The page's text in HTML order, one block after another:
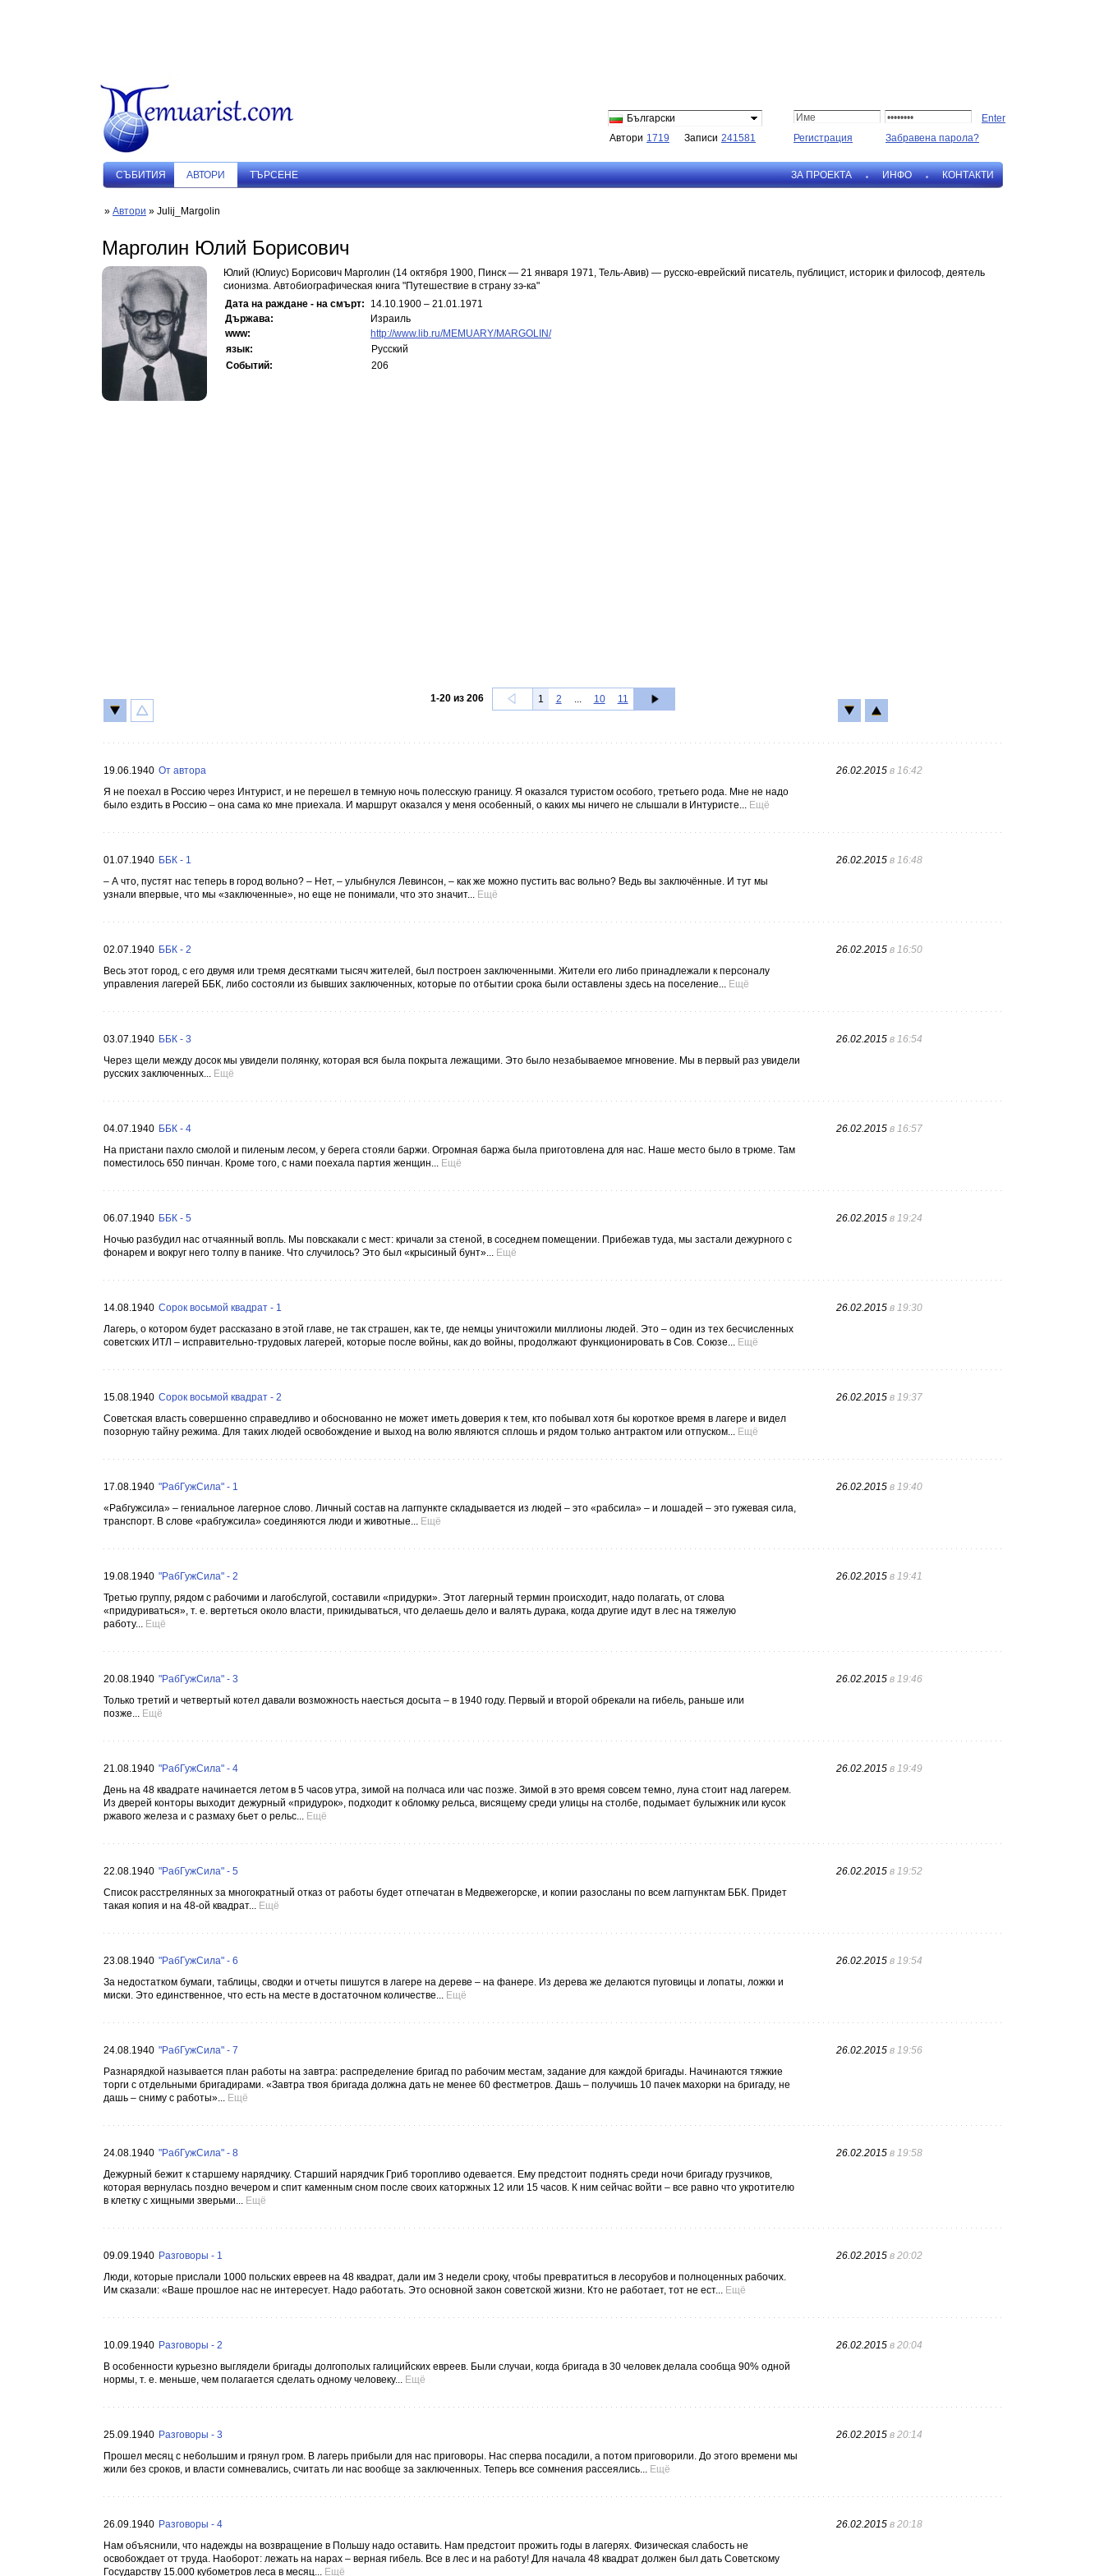
Български
Автори 1719 Записи 241581 Регистрация Забравена парола?
СЪБИТИЯ АВТОРИ ТЪРСЕНЕ ЗА ПРОЕКТА ИНФО КОНТАКТИ
» Автори » Julij_Margolin
Марголин Юлий Борисович
Юлий (Юлиус) Борисович Марголин (14 октября 1900, Пинск — 21 января 1971, Тель-Авив) — русско-еврейский писатель, публицист, историк и философ, деятель
сионизма. Автобиографическая книга "Путешествие в страну зэ-ка"
Дата на раждане - на смърт:
14.10.1900 – 21.01.1971
Държава:
Израиль
www:
http://www.lib.ru/MEMUARY/MARGOLIN/
язык:
Русский
Событий:
206
1-20из 206 1 2 ... 10 11
19.06.1940 От автора
Я не поехал в Россию через Интурист, и не перешел в темную ночь полесскую границу. Я оказался туристом особого, третьего рода. Мне не надо
было ездить в Россию – она сама ко мне приехала. И маршрут оказался у меня особенный, о каких мы ничего не слышали в Интуристе... Ещё
26.02.2015 в 16:42
01.07.1940 ББК - 1
– А что, пустят нас теперь в город вольно? – Нет, – улыбнулся Левинсон, – как же можно пустить вас вольно? Ведь вы заключённые. И тут мы
узнали впервые, что мы «заключенные», но еще не понимали, что это значит... Ещё
26.02.2015 в 16:48
02.07.1940 ББК - 2
Весь этот город, с его двумя или тремя десятками тысяч жителей, был построен заключенными. Жители его либо принадлежали к персоналу
управления лагерей ББК, либо состояли из бывших заключенных, которые по отбытии срока были оставлены здесь на поселение... Ещё
26.02.2015 в 16:50
03.07.1940 ББК - 3
Через щели между досок мы увидели полянку, которая вся была покрыта лежащими. Это было незабываемое мгновение. Мы в первый раз увидели
русских заключенных... Ещё
26.02.2015 в 16:54
04.07.1940 ББК - 4
На пристани пахло смолой и пиленым лесом, у берега стояли баржи. Огромная баржа была приготовлена для нас. Наше место было в трюме. Там
поместилось 650 пинчан. Кроме того, с нами поехала партия женщин... Ещё
26.02.2015 в 16:57
06.07.1940 ББК - 5
Ночью разбудил нас отчаянный вопль. Мы повскакали с мест: кричали за стеной, в соседнем помещении. Прибежав туда, мы застали дежурного с
фонарем и вокруг него толпу в панике. Что случилось? Это был «крысиный бунт»... Ещё
26.02.2015 в 19:24
14.08.1940 Сорок восьмой квадрат - 1
Лагерь, о котором будет рассказано в этой главе, не так страшен, как те, где немцы уничтожили миллионы людей. Это – один из тех бесчисленных
советских ИТЛ – исправительно-трудовых лагерей, которые после войны, как до войны, продолжают функционировать в Сов. Союзе... Ещё
26.02.2015 в 19:30
15.08.1940 Сорок восьмой квадрат - 2
Советская власть совершенно справедливо и обоснованно не может иметь доверия к тем, кто побывал хотя бы короткое время в лагере и видел
позорную тайну режима. Для таких людей освобождение и выход на волю являются сплошь и рядом только антрактом или отпуском... Ещё
26.02.2015 в 19:37
17.08.1940 "РабГужСила" - 1
«Рабгужсила» – гениальное лагерное слово. Личный состав на лагпункте складывается из людей – это «рабсила» – и лошадей – это гужевая сила,
транспорт. В слове «рабгужсила» соединяются люди и животные... Ещё
26.02.2015 в 19:40
19.08.1940 "РабГужСила" - 2
Третью группу, рядом с рабочими и лагобслугой, составили «придурки». Этот лагерный термин происходит, надо полагать, от слова
«придуриваться», т. е. вертеться около власти, прикидываться, что делаешь дело и валять дурака, когда другие идут в лес на тяжелую
работу... Ещё
26.02.2015 в 19:41
20.08.1940 "РабГужСила" - 3
Только третий и четвертый котел давали возможность наесться досыта – в 1940 году. Первый и второй обрекали на гибель, раньше или
позже... Ещё
26.02.2015 в 19:46
21.08.1940 "РабГужСила" - 4
День на 48 квадрате начинается летом в 5 часов утра, зимой на полчаса или час позже. Зимой в это время совсем темно, луна стоит над лагерем.
Из дверей конторы выходит дежурный «придурок», подходит к обломку рельса, висящему среди улицы на столбе, подымает булыжник или кусок
ржавого железа и с размаху бьет о рельс... Ещё
26.02.2015 в 19:49
22.08.1940 "РабГужСила" - 5
Список расстрелянных за многократный отказ от работы будет отпечатан в Медвежегорске, и копии разосланы по всем лагпунктам ББК. Придет
такая копия и на 48-ой квадрат... Ещё
26.02.2015 в 19:52
23.08.1940 "РабГужСила" - 6
За недостатком бумаги, таблицы, сводки и отчеты пишутся в лагере на дереве – на фанере. Из дерева же делаются пуговицы и лопаты, ложки и
миски. Это единственное, что есть на месте в достаточном количестве... Ещё
26.02.2015 в 19:54
24.08.1940 "РабГужСила" - 7
Разнарядкой называется план работы на завтра: распределение бригад по рабочим местам, задание для каждой бригады. Начинаются тяжкие
торги с отдельными бригадирами. «Завтра твоя бригада должна дать не менее 60 фестметров. Дашь – получишь 10 пачек махорки на бригаду, не
дашь – сниму с работы»... Ещё
26.02.2015 в 19:56
24.08.1940 "РабГужСила" - 8
Дежурный бежит к старшему нарядчику. Старший нарядчик Гриб торопливо одевается. Ему предстоит поднять среди ночи бригаду грузчиков,
которая вернулась поздно вечером и спит каменным сном после своих каторжных 12 или 15 часов. К ним сейчас войти – все равно что укротителю
в клетку с хищными зверьми... Ещё
26.02.2015 в 19:58
09.09.1940 Разговоры - 1
Люди, которые прислали 1000 польских евреев на 48 квадрат, дали им 3 недели сроку, чтобы превратиться в лесорубов и полноценных рабочих.
Им сказали: «Ваше прошлое нас не интересует. Надо работать. Это основной закон советской жизни. Кто не работает, тот не ест... Ещё
26.02.2015 в 20:02
10.09.1940 Разговоры - 2
В особенности курьезно выглядели бригады долгополых галицийских евреев. Были случаи, когда бригада в 30 человек делала сообща 90% одной
нормы, т. е. меньше, чем полагается сделать одному человеку... Ещё
26.02.2015 в 20:04
25.09.1940 Разговоры - 3
Прошел месяц с небольшим и грянул гром. В лагерь прибыли для нас приговоры. Нас сперва посадили, а потом приговорили. До этого времени мы
жили без сроков, и власти сомневались, считать ли нас вообще за заключенных. Теперь все сомнения рассеялись... Ещё
26.02.2015 в 20:14
26.09.1940 Разговоры - 4
Нам объяснили, что надежды на возвращение в Польшу надо оставить. Нам предстоит прожить годы в лагерях. Физическая слабость не
освобождает от труда. Наоборот: лежать на нарах – верная гибель. Все в лес и на работу! Для начала 48 квадрат должен был дать Советскому
Государству 15.000 кубометров леса в месяц... Ещё
26.02.2015 в 20:18